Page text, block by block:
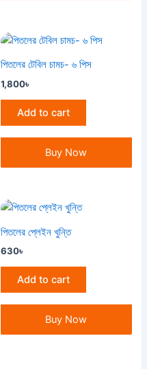
পিতলের টেবিল চামচ- ৬ পিস
1,800৳
Add to cart
Buy Now
পিতলের প্লেইন খুন্তি
630৳
Add to cart
Buy Now